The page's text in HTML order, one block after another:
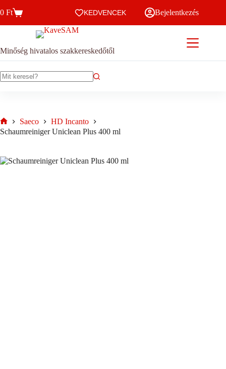
to
Kosár
0 Ft KEDVENCEK Bejelentkezés
Minőség hivatalos szakkereskedőtől
Home
Saeco
HD Incanto
Schaumreiniger Uniclean Plus 400 ml